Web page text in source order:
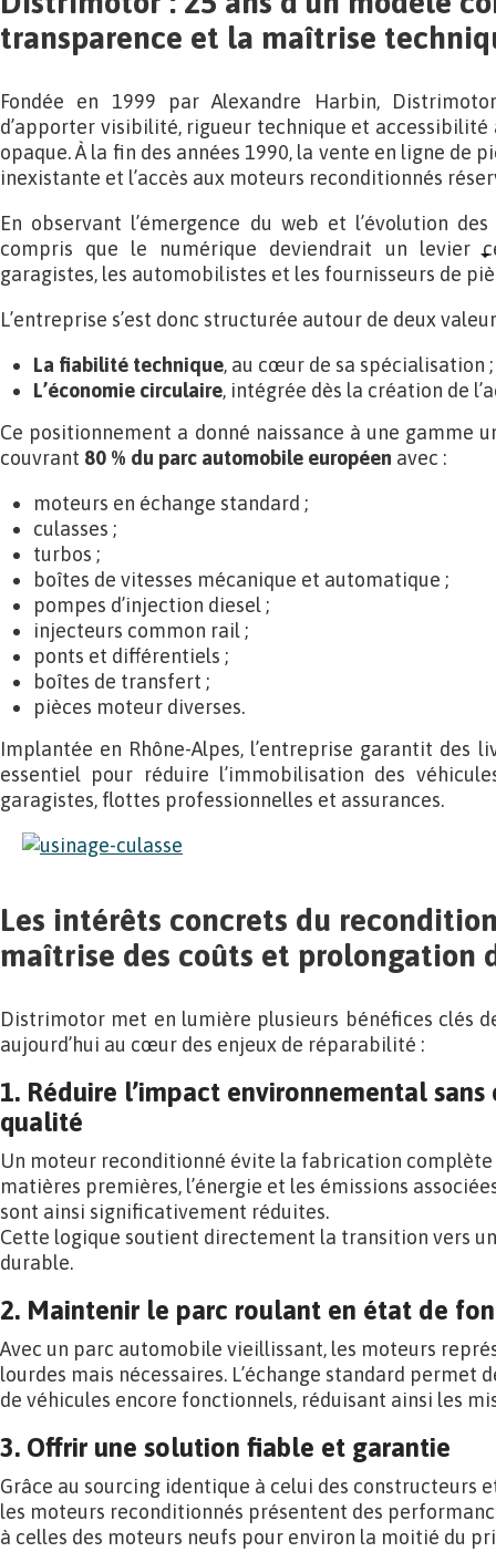
transparence et la maîtrise
Fondée en 1999 par Alexandre Harbin,
d’apporter visibilité, rigueur technique et
opaque. À la fin des années 1990, la vente en ligne de
inexistante et l’accès aux moteurs reconditionnés
En observant l’émergence du web et l’évolution
compris que le numérique deviendrait un levier
garagistes, les automobilistes et les fournisseurs de
L’entreprise s’est donc structurée autour de deux
La fiabilité technique, au cœur de sa spécialisation ;
L’économie circulaire, intégrée dès la création de
Ce positionnement a donné naissance à une gamme
couvrant 80 % du parc automobile européen avec :
moteurs en échange standard ;
culasses ;
turbos ;
boîtes de vitesses mécanique et automatique ;
pompes d’injection diesel ;
injecteurs common rail ;
ponts et différentiels ;
boîtes de transfert ;
pièces moteur diverses.
Implantée en Rhône-Alpes, l’entreprise garantit des
essentiel pour réduire l’immobilisation des
garagistes, flottes professionnelles et assurances.
Les intérêts concrets du
maîtrise des coûts et prolongation
Distrimotor met en lumière plusieurs bénéfices clés
aujourd’hui au cœur des enjeux de réparabilité :
1. Réduire l’impact environnemental
qualité
Un moteur reconditionné évite la fabrication complète
matières premières, l’énergie et les émissions
sont ainsi significativement réduites.
Cette logique soutient directement la transition vers
durable.
2. Maintenir le parc roulant en état de
Avec un parc automobile vieillissant, les moteurs
lourdes mais nécessaires. L’échange standard permet
de véhicules encore fonctionnels, réduisant ainsi les
3. Offrir une solution fiable et garantie
Grâce au sourcing identique à celui des constructeurs
les moteurs reconditionnés présentent des
à celles des moteurs neufs pour environ la moitié du